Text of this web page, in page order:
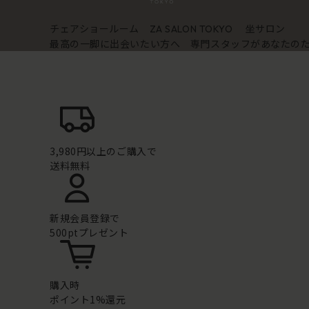
チェアショールーム ZA SALON TOKYO
坐サロン
最高の一脚に出会いたい方へ 専門スタッフがあなたの
3,980円以上のご購入で
送料無料
新規会員登録で
500ptプレゼント
購入時
ポイント1%還元